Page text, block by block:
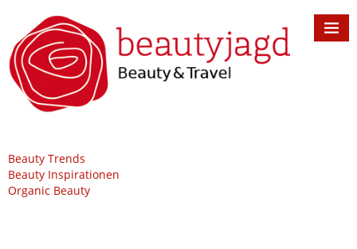
Beauty Trends
Beauty Inspirationen
Organic Beauty